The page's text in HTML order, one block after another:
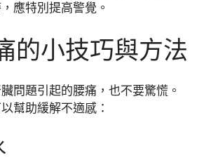
應特別提高警覺。
的小技巧與方法
問題引起的腰痛，也不要驚慌。
幫助緩解不適感：